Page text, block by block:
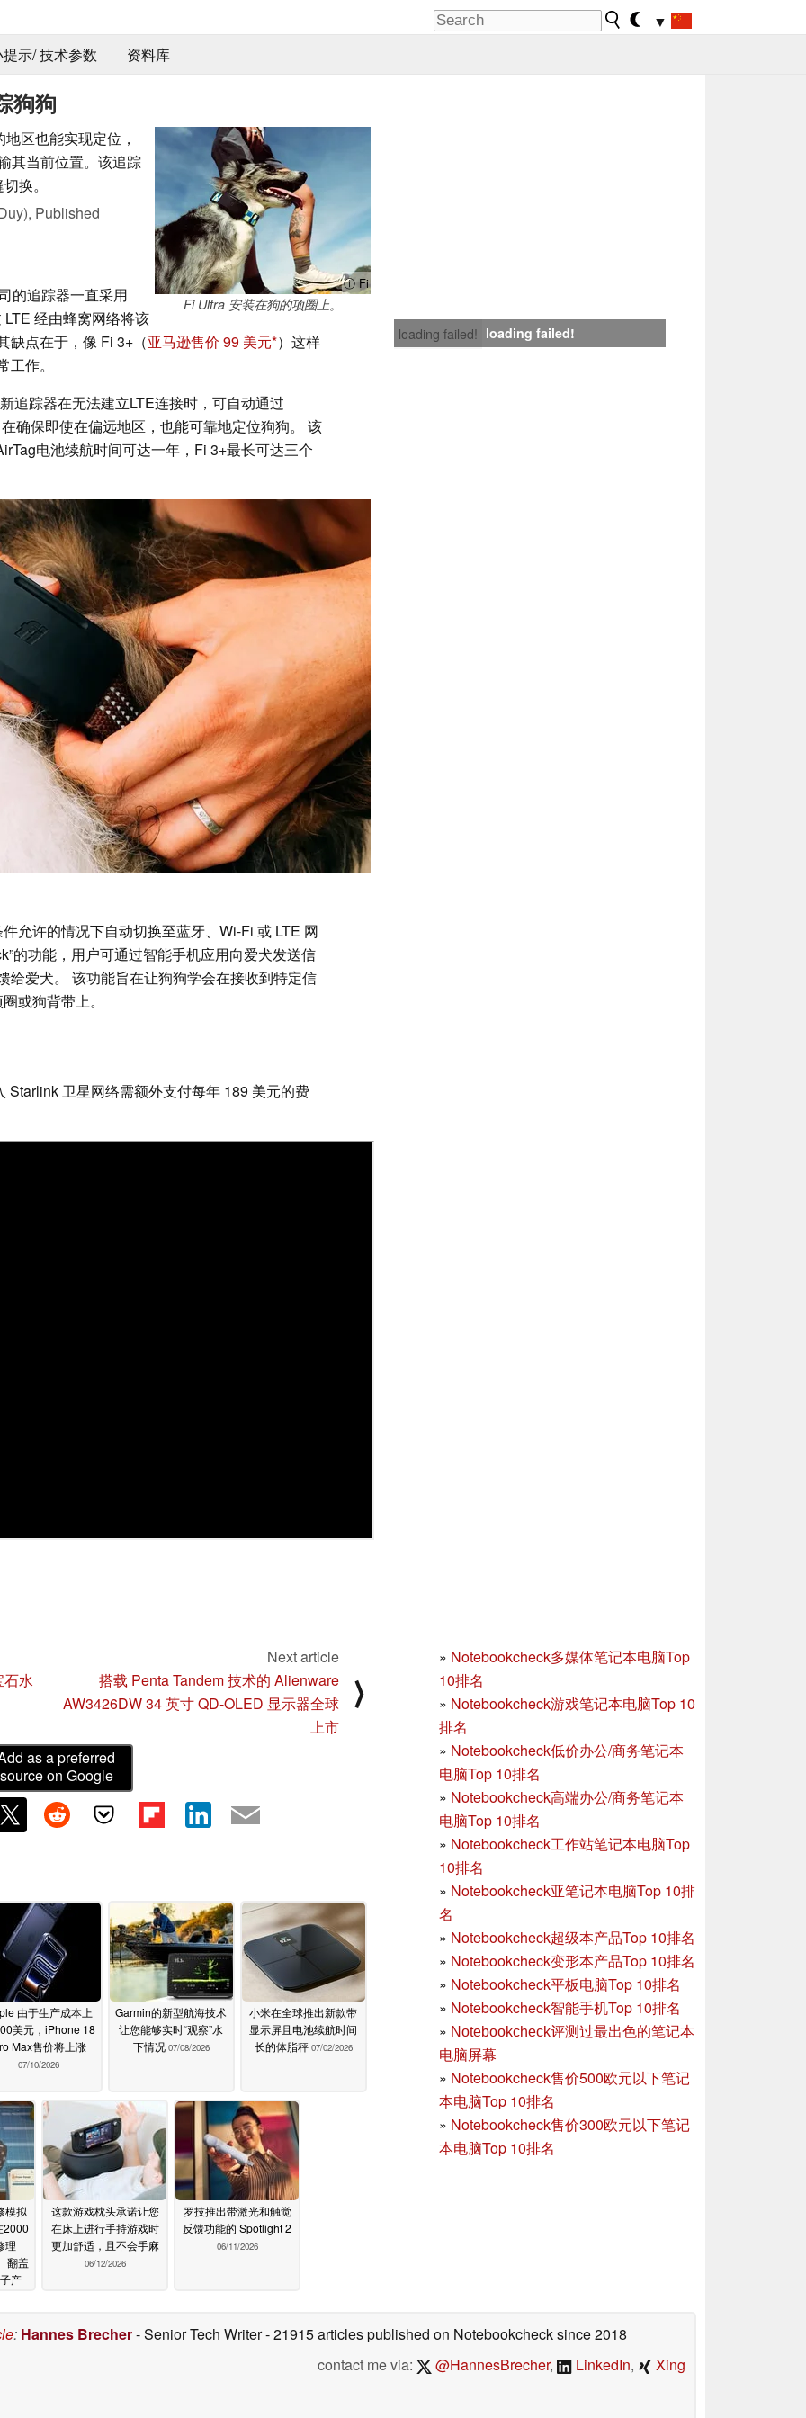
▼
示/ 技术参数
资料库
狗狗
ⓘ Fi
Fi Ultra 安装在狗的项圈上。
区也能实现定位，
其当前位置。该追踪
换。
Published
loading failed! loading failed!
的追踪器一直采用
经由蜂窝网络将该
缺点在于，像 Fi 3+（亚马逊售价 99 美元 ）这样
作。
追踪器在无法建立LTE连接时，可自动通过
确保即使在偏远地区，也能可靠地定位狗狗。 该
电池续航时间可达一年，Fi 3+最长可达三个
允许的情况下自动切换至蓝牙、Wi-Fi 或 LTE 网
的功能，用户可通过智能手机应用向爱犬发送信
给爱犬。 该功能旨在让狗狗学会在接收到特定信
或狗背带上。
Starlink 卫星网络需额外支付每年 189 美元的费
» Notebookcheck多媒体笔记本电脑Top
10排名
» Notebookcheck游戏笔记本电脑Top 10
排名
» Notebookcheck低价办公/商务笔记本
电脑Top 10排名
» Notebookcheck高端办公/商务笔记本
电脑Top 10排名
» Notebookcheck工作站笔记本电脑Top
10排名
» Notebookcheck亚笔记本电脑Top 10排
名
» Notebookcheck超级本产品Top 10排名
» Notebookcheck变形本产品Top 10排名
» Notebookcheck平板电脑Top 10排名
» Notebookcheck智能手机Top 10排名
» Notebookcheck评测过最出色的笔记本
电脑屏幕
» Notebookcheck售价500欧元以下笔记
本电脑Top 10排名
» Notebookcheck售价300欧元以下笔记
本电脑Top 10排名
石水
Next article
搭载 Penta Tandem 技术的 Alienware
AW3426DW 34 英寸 QD-OLED 显示器全球
上市
⟩
as a preferred
source on Google
由于生产成本上
美元，iPhone 18
Max售价将上涨
07/10/2026
Garmin的新型航海技术
让您能够实时“观察”水
下情况 07/08/2026
小米在全球推出新款带
显示屏且电池续航时间
长的体脂秤 07/02/2026
模拟
2000
理
翻盖
产
这款游戏枕头承诺让您
在床上进行手持游戏时
更加舒适，且不会手麻
06/12/2026
罗技推出带激光和触觉
反馈功能的 Spotlight 2
06/11/2026
: Hannes Brecher- Senior Tech Writer- 21915 articles published on Notebookchecksince 2018
contact me via:
@HannesBrecher, LinkedIn, Xing